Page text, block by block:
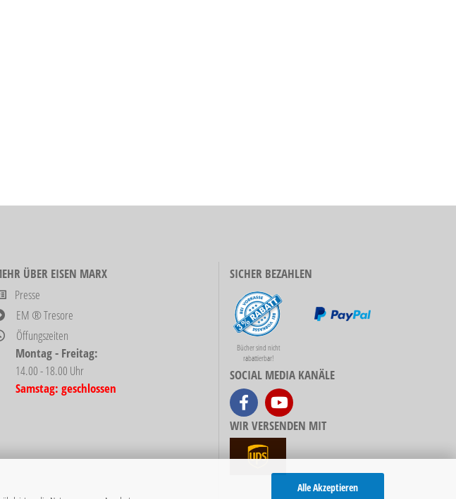
Alle Akzeptieren
ÜBER EISEN MARX
Presse
EM ® Tresore
Öffungszeiten
Montag - Freitag:
14.00 - 18.00 Uhr
Samstag: geschlossen
SICHER BEZAHLEN
Bücher sind nicht
rabattierbar!
SOCIAL MEDIA KANÄLE
WIR VERSENDEN MIT